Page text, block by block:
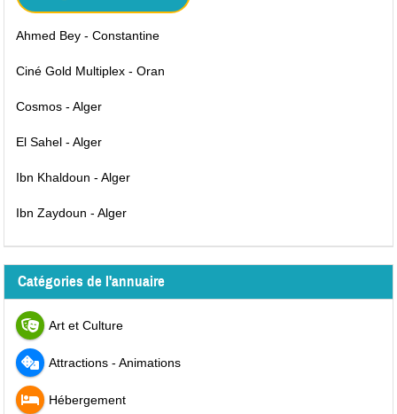
Ahmed Bey - Constantine
Ciné Gold Multiplex - Oran
Cosmos - Alger
El Sahel - Alger
Ibn Khaldoun - Alger
Ibn Zaydoun - Alger
Catégories de l'annuaire
Art et Culture
Attractions - Animations
Hébergement